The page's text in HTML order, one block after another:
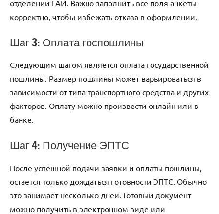
отделении ГАИ. Важно заполнить все поля анкеты
корректно, чтобы избежать отказа в оформлении.
Шаг 3: Оплата госпошлины
Следующим шагом является оплата государственной
пошлины. Размер пошлины может варьироваться в
зависимости от типа транспортного средства и других
факторов. Оплату можно произвести онлайн или в
банке.
Шаг 4: Получение ЭПТС
После успешной подачи заявки и оплаты пошлины,
остается только дождаться готовности ЭПТС. Обычно
это занимает несколько дней. Готовый документ
можно получить в электронном виде или